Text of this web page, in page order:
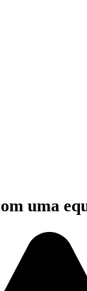
uma